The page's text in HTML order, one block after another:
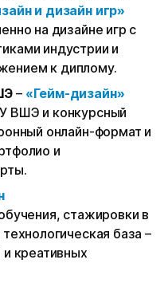
и дизайн игр»
на дизайне игр с
индустрии и
к диплому.
–«Гейм-дизайн»
ВШЭ и конкурсный
онлайн-формат и
и
стажировки в
база –
креативных